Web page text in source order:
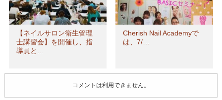
【ネイルサロン衛生管理
士講習会】を開催し、指
導員と…
Cherish Nail Academyで
は、7/…
コメントは利用できません。